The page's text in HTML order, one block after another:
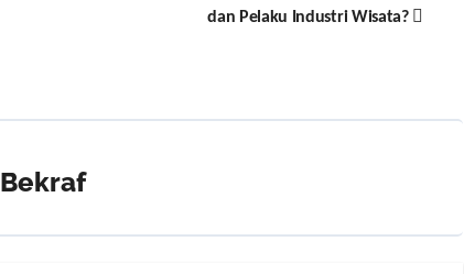
dan Pelaku Industri Wisata?
Bekraf